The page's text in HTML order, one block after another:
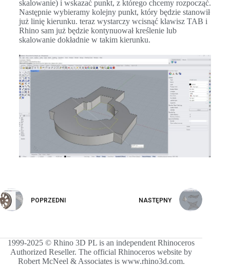
skalowanie) i wskazać punkt, z którego chcemy rozpocząć.
Następnie wybieramy kolejny punkt, który będzie stanowił
już linię kierunku. teraz wystarczy wcisnąć klawisz TAB i
Rhino sam już będzie kontynuował kreślenie lub
skalowanie dokładnie w takim kierunku.
POPRZEDNI NASTĘPNY
1999-2025 © Rhino 3D PL is an independent Rhinoceros
Authorized Reseller. The official Rhinoceros website by
Robert McNeel & Associates is www.rhino3d.com.